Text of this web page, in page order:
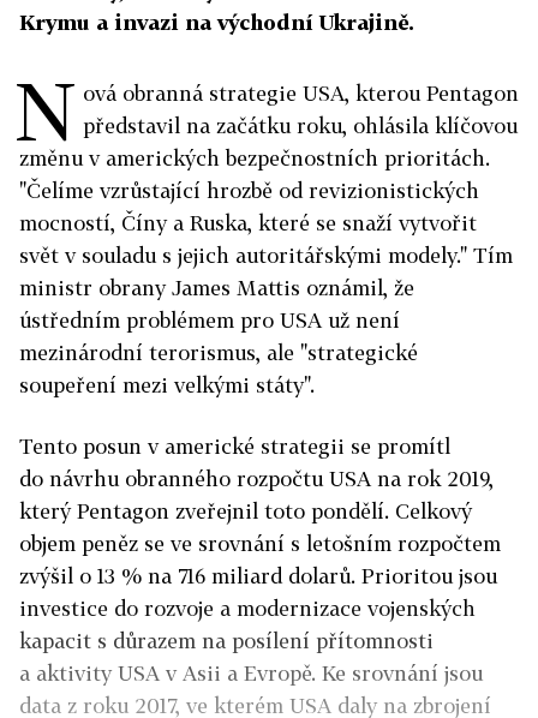
Krymu a invazi na východní Ukrajině.
N ová obranná strategie USA, kterou Pentagon
představil na začátku roku, ohlásila klíčovou
změnu v amerických bezpečnostních prioritách.
"Čelíme vzrůstající hrozbě od revizionistických
mocností, Číny a Ruska, které se snaží vytvořit
svět v souladu s jejich autoritářskými modely." Tím
ministr obrany James Mattis oznámil, že
ústředním problémem pro USA už není
mezinárodní terorismus, ale "strategické
soupeření mezi velkými státy".
Tento posun v americké strategii se promítl
do návrhu obranného rozpočtu USA na rok 2019,
který Pentagon zveřejnil toto pondělí. Celkový
objem peněz se ve srovnání s letošním rozpočtem
zvýšil o 13 % na 716 miliard dolarů. Prioritou jsou
investice do rozvoje a modernizace vojenských
kapacit s důrazem na posílení přítomnosti
a aktivity USA v Asii a Evropě. Ke srovnání jsou
data z roku 2017, ve kterém USA daly na zbrojení